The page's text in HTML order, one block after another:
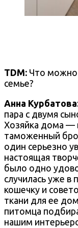
TDM: Что можно
семье?
Анна
пара с двумя
Хозяйка дома —
таможенный
один серьезно
настоящая
было одно
случилась уже в
кошечку и
ткани для ее
питомца
нашим